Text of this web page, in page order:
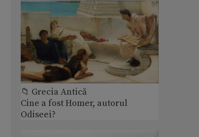
📁 Grecia Antică
Cine a fost Homer, autorul
Odiseei?